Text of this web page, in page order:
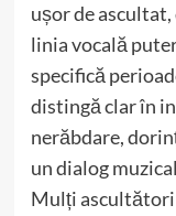
ușor de
linia vocală
specifică
distingă clar în
nerăbdare,
un dialog
Mulți ascultători